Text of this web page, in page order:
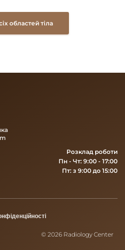
областей тіла
Розклад роботи
Пн - Чт: 9:00 - 17:00
Пт: з 9:00 до 15:00
© 2026 Radiology Center